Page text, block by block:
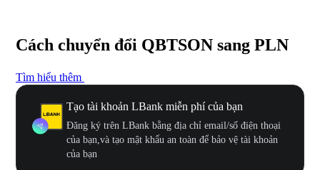
Cách chuyển đổi QBTSON sang PLN
Tìm hiểu thêm
Tạo tài khoản LBank miễn phí của bạn
Đăng ký trên LBank bằng địa chỉ email/số điện thoại
của bạn,và tạo mật khẩu an toàn để bảo vệ tài khoản
của bạn